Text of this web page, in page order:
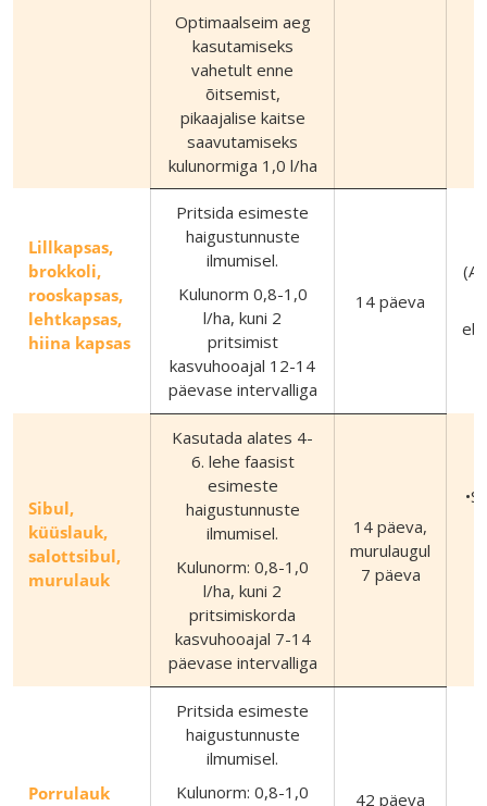
Optimaalseim aeg
kasutamiseks
vahetult enne
õitsemist,
pikaajalise kaitse
saavutamiseks
kulunormiga 1,0 l/ha
Lillkapsas,
brokkoli,
rooskapsas,
lehtkapsas,
hiina kapsas
Pritsida esimeste
haigustunnuste
ilmumisel.
Kulunorm 0,8-1,0
l/ha, kuni 2
pritsimist
kasvuhooajal 12-14
päevase intervalliga
14 päeva
Sibul,
küüslauk,
salottsibul,
murulauk
Kasutada alates 4-
6. lehe faasist
esimeste
haigustunnuste
ilmumisel.
Kulunorm: 0,8-1,0
l/ha, kuni 2
pritsimiskorda
kasvuhooajal 7-14
päevase intervalliga
14 päeva,
murulaugul
7 päeva
Porrulauk
Pritsida esimeste
haigustunnuste
ilmumisel.
Kulunorm: 0,8-1,0
42 päeva